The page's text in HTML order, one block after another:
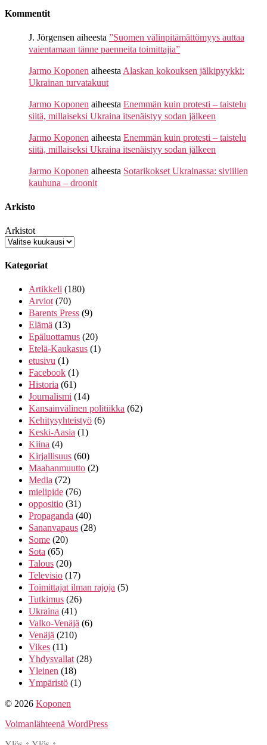
Kommentit
J. Jörgensen aiheesta ”Suomen välinpitämättömyys auttaa
vaientamaan tänne paenneita toimittajia”
Jarmo Koponen aiheesta Alaskan kokouksen jälkipyykki:
Ukrainan turvatakuut
Jarmo Koponen aiheesta Enemmän kuin protesti – taistelu
siitä, millaiseksi Ukraina itsenäistyy sodan jälkeen
Jarmo Koponen aiheesta Enemmän kuin protesti – taistelu
siitä, millaiseksi Ukraina itsenäistyy sodan jälkeen
Jarmo Koponen aiheesta Sotarikokset Ukrainassa: siviilien
kauhuna – droonit
Arkisto
Arkistot
Kategoriat
Artikkeli (180)
Arviot (70)
Barents Press (9)
Elämä (13)
Epäluottamus (20)
Etelä-Kaukasus (1)
etusivu (1)
Facebook (1)
Historia (61)
Journalismi (14)
Kansainvälinen politiikka (62)
Kehitysyhteistyö (6)
Keski-Aasia (1)
Kiina (4)
Kirjallisuus (60)
Maahanmuutto (2)
Media (72)
mielipide (76)
oppositio (31)
Propaganda (40)
Sananvapaus (28)
Some (20)
Sota (65)
Talous (20)
Televisio (17)
Toimittajat ilman rajoja (5)
Tutkimus (26)
Ukraina (41)
Valko-Venäjä (6)
Venäjä (210)
Vikes (11)
Yhdysvallat (28)
Yleinen (18)
Ympäristö (1)
© 2026 Koponen
Voimanlähteenä WordPress